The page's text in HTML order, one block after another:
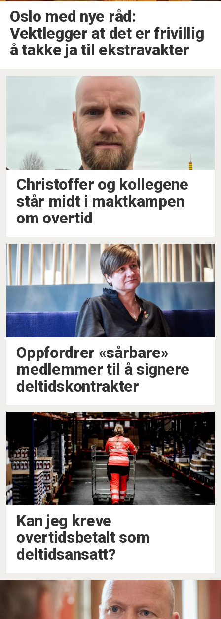
Oslo med nye råd:
Vektlegger at det er frivillig
å takke ja til ekstravakter
Christoffer og kollegene
står midt i maktkampen
om overtid
Oppfordrer «sårbare»
medlemmer til å signere
deltidskontrakter
Kan jeg kreve
overtidsbetalt som
deltidsansatt?